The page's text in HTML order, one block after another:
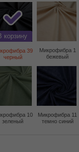
корзину
39
черный
Микрофибра 1
бежевый
10
зеленый
Микрофибра 11
темно синий